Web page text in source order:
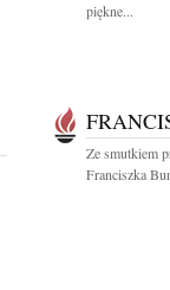
piękne...
Ze smutkiem
Franciszka